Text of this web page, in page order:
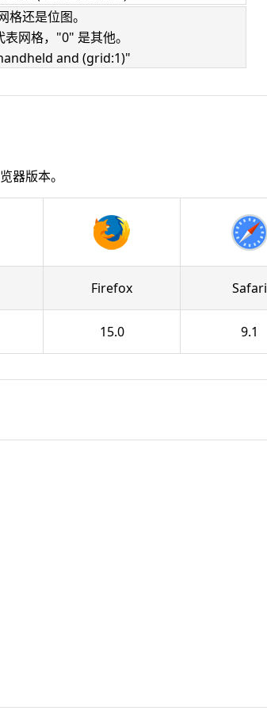
格还是位图。
网格，"0" 是其他。
and (grid:1)"
器版本。
Firefox Safari
15.0 9.1